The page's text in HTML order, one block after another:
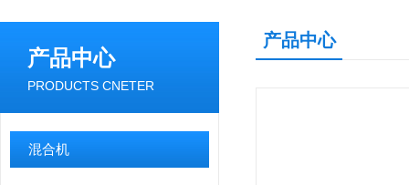
产品中心
PRODUCTS CNETER
混合机
产品中心